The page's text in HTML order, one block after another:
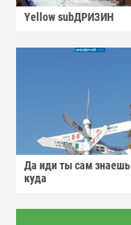
Yellow subДРИЗИН
Да иди ты сам знаешь
куда